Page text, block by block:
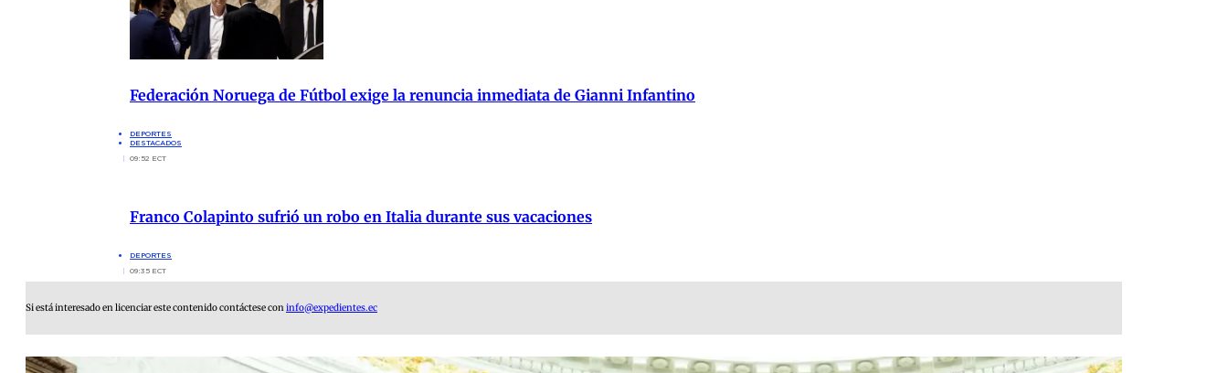
Federación Noruega de Fútbol exige la renuncia inmediata de Gianni Infantino
DEPORTES
DESTACADOS
09:52 ECT
Franco Colapinto sufrió un robo en Italia durante sus vacaciones
DEPORTES
09:35 ECT
Si está interesado en licenciar este contenido contáctese coninfo@expedientes.ec